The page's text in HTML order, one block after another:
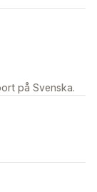
på Svenska.